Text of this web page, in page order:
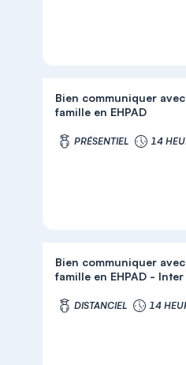
Bien communiquer
famille en EHPAD
PRÉSENTIEL 14
Bien communiquer
famille en EHPAD - Inter
DISTANCIEL 14